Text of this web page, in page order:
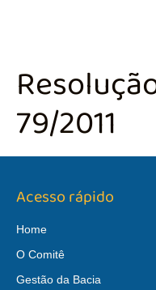
79/2011
Acesso rápido
Home
O Comitê
Gestão da Bacia